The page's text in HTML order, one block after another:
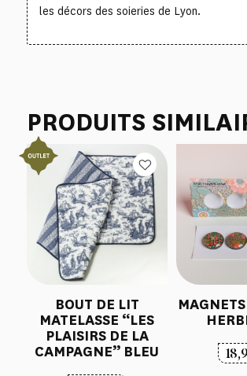
les décors des soieries de Lyon.
PRODUITS
BOUT DE LIT
MATELASSE “LES
PLAISIRS DE LA
CAMPAGNE” BLEU